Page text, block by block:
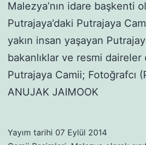
Malezya’nın idare başkenti
Putrajaya’daki Putrajaya
yakın insan yaşayan
bakanlıklar ve resmi
Putrajaya Camii; Fotoğrafcı
ANUJAK JAIMOOK
Yayım tarihi 07 Eylül 2014